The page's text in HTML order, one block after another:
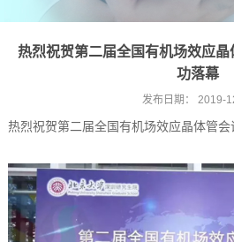
热烈祝贺第二届全国有机场效应
功落幕
发布日期： 2019-
热烈祝贺第二届全国有机场效应晶体管